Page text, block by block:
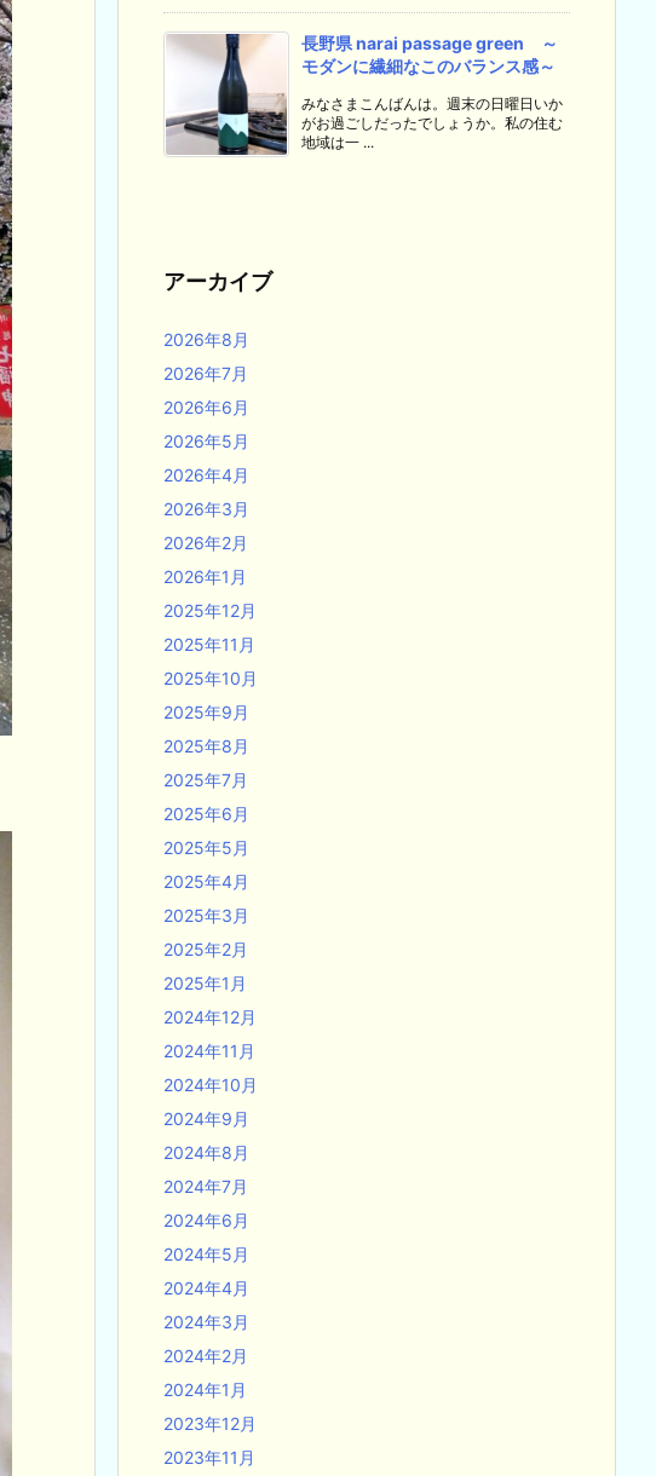
長野県 narai passage green ～
モダンに繊細なこのバランス感～
みなさまこんばんは。週末の日曜日いか
がお過ごしだったでしょうか。私の住む
地域は一 ...
アーカイブ
2026年8月
2026年7月
2026年6月
2026年5月
2026年4月
2026年3月
2026年2月
2026年1月
2025年12月
2025年11月
2025年10月
2025年9月
2025年8月
2025年7月
2025年6月
2025年5月
2025年4月
2025年3月
2025年2月
2025年1月
2024年12月
2024年11月
2024年10月
2024年9月
2024年8月
2024年7月
2024年6月
2024年5月
2024年4月
2024年3月
2024年2月
2024年1月
2023年12月
2023年11月